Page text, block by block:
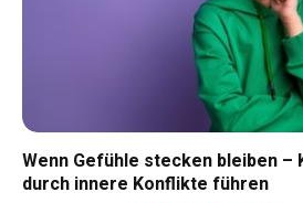
Wenn Gefühle stecken bleiben –
durch innere Konflikte führen